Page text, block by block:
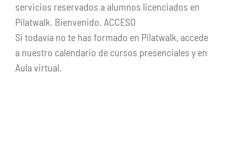
servicios reservados a alumnos licenciados en
Pilatwalk. Bienvenido. ACCESO
Si todavía no te has formado en Pilatwalk, accede
a nuestro calendario de cursos presenciales y en
Aula virtual.